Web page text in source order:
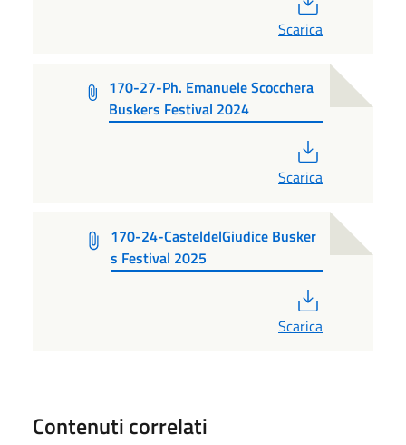
Scarica
170-27-Ph. Emanuele Scocchera
Buskers Festival 2024
Scarica
170-24-CasteldelGiudice Busker
s Festival 2025
Scarica
Contenuti correlati